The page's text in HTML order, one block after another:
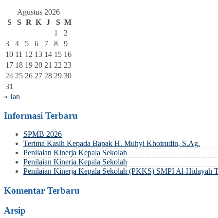
Agustus 2026
S
S R K J S M
1
2
3
4 5 6 7 8
9
10 11 12 13 14 15 16
17 18 19 20 21 22 23
24 25 26 27 28 29 30
31
« Jan
Informasi Terbaru
SPMB 2026
Terima Kasih Kepada Bapak H. Muhyi Khoirudin, S.Ag.
Penilaian Kinerja Kepala Sekolah
Penilaian Kinerja Kepala Sekolah
Penilaian Kinerja Kepala Sekolah (PKKS) SMPI Al-Hidayah
Komentar Terbaru
Arsip